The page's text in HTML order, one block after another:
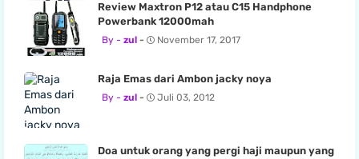
Review Maxtron P12 atau C15 Handphone
Powerbank 12000mah
zul November 17, 2017
Raja Emas dari Ambon jacky noya
zul Juli 03, 2012
Doa untuk orang yang pergi haji maupun yang